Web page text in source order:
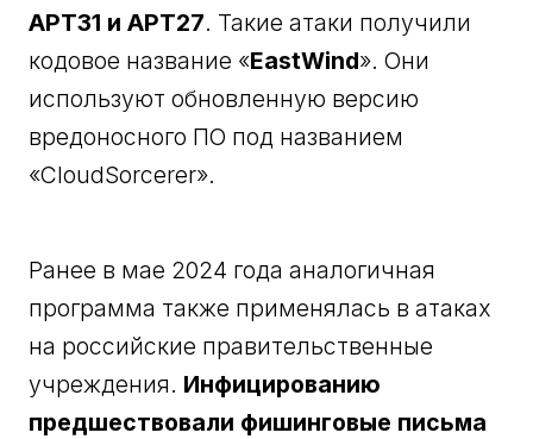
APT31 и APT27. Такие атаки получили
кодовое название «EastWind». Они
используют обновленную версию
вредоносного ПО под названием
«CloudSorcerer».
Ранее в мае 2024 года аналогичная
программа также применялась в атаках
на российские правительственные
учреждения. Инфицированию
предшествовали фишинговые письма